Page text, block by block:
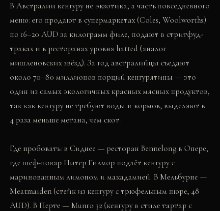
В Австралии кенгуру не экзотика, а часть повседневного
меню: его продают в супермаркетах (Coles, Woolworths)
по 16–20 AUD за килограмм филе, подают в стритфуд-
траках и в ресторанах уровня hatted (аналог
мишленовских звёзд). За год австралийцы съедают
около 70–80 миллионов порций кенгурятины — это
один из самых экологичных красных мясных продуктов,
так как кенгуру не требуют воды и кормов, выделяют в
4 раза меньше метана, чем скот.
Где пробовать: в Сиднее — ресторан Bennelong в Опере,
где шеф-повар Питер Гилмор подаёт кенгуру с
маринованным лимоном и макадамией. В Мельбурне —
Meatmaiden (стейк из кенгуру с трюфельным пюре, 48
AUD). В Перте — Munro 32 (кенгуру в стиле тартар с